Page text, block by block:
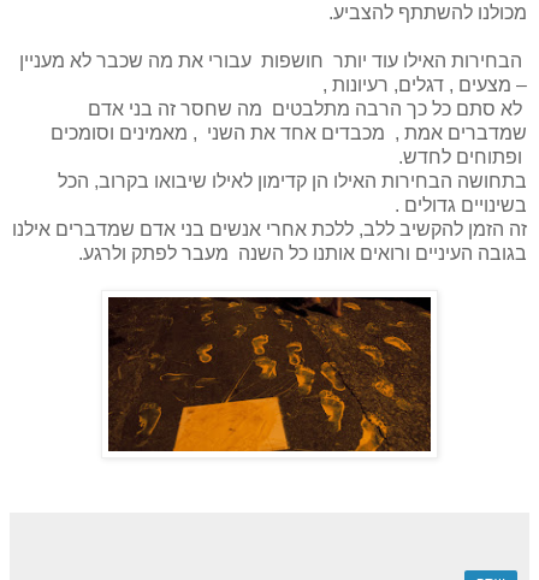
מכולנו להשתתף להצביע.
הבחירות האילו עוד יותר חושפות עבורי את מה שכבר לא מעניין
– מצעים , דגלים, רעיונות ,
לא סתם כל כך הרבה מתלבטים מה שחסר זה בני אדם
שמדברים אמת , מכבדים אחד את השני , מאמינים וסומכים
ופתוחים לחדש.
בתחושה הבחירות האילו הן קדימון לאילו שיבואו בקרוב, הכל
בשינויים גדולים .
זה הזמן להקשיב ללב, ללכת אחרי אנשים בני אדם שמדברים אילנו
בגובה העיניים ורואים אותנו כל השנה מעבר לפתק ולרגע.